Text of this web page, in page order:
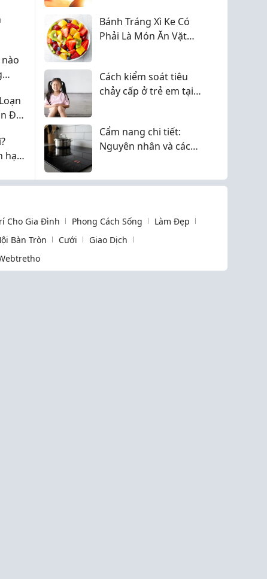
Đái
hạn
Bánh Tráng Xì Ke Có
Phải Là Món Ăn Vặt
Cách kiểm soát tiêu
chảy cấp ở trẻ em tại
Cẩm nang chi tiết:
Nguyên nhân và cách
Cho Gia Đình Phong Cách Sống
Làm Đẹp
Bàn Tròn Cưới
Giao Dịch